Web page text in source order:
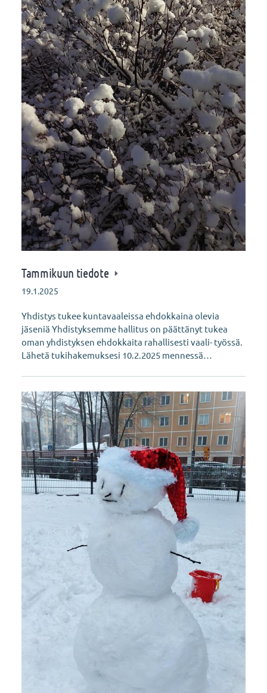
Tammikuun tiedote
19.1.2025
Yhdistys tukee kuntavaaleissa ehdokkaina olevia
jäseniä Yhdistyksemme hallitus on päättänyt tukea
oman yhdistyksen ehdokkaita rahallisesti vaali- työssä.
Lähetä tukihakemuksesi 10.2.2025 mennessä…